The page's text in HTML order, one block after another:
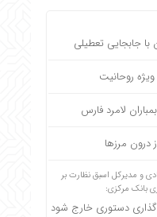
با جابجایی تعطیلی
روحانیت
لامرد فارس
درون مرزها
و مدیرکل اسبق نظارت بر
بانک مرکزی:
گذاری دستوری خارج شود